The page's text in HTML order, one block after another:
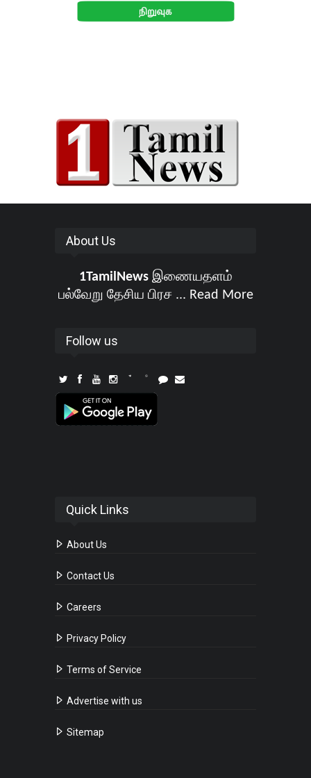
About Us
1TamilNewsஇணையதளம்
பல்வேறு தேசிய பிரச ... Read More
Follow us
Quick Links
About Us
Contact Us
Careers
Privacy Policy
Terms of Service
Advertise with us
Sitemap